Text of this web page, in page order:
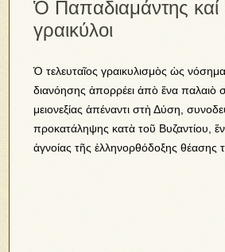
Ὁ Παπαδιαμάντης καί
γραικύλοι
Ὁ τελευταῖος γραικυλισμὸς ὡς
διανόησης ἀπορρέει ἀπὸ ἕνα παλαιὸ
μειονεξίας ἀπέναντι στὴ Δύση,
προκατάληψης κατὰ τοῦ Βυζαντίου,
ἀγνοίας τῆς ἑλληνορθόδοξης θέασης